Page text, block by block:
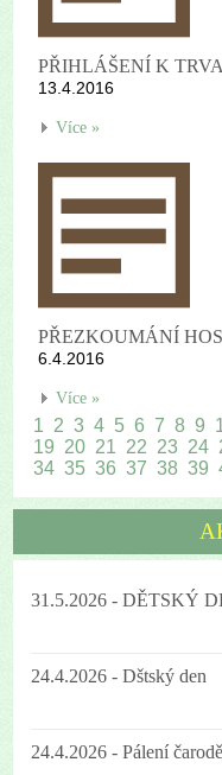
PŘIHLÁŠENÍ K
13.4.2016
Více »
PŘEZKOUMÁNÍ
6.4.2016
Více »
1 2 3 4 5 6 7 8 9
19 20 21 22 23 24
34 35 36 37 38 39
31.5.2026 - DĚTSKÝ
24.4.2026 - Dštský den
24.4.2026 - Pálení